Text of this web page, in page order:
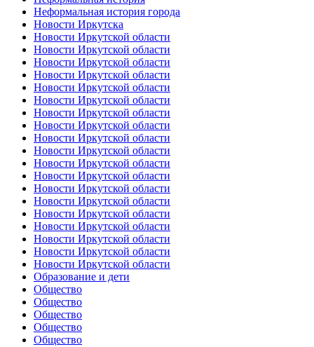
Неформальная история города
Новости Иркутска
Новости Иркутской области
Новости Иркутской области
Новости Иркутской области
Новости Иркутской области
Новости Иркутской области
Новости Иркутской области
Новости Иркутской области
Новости Иркутской области
Новости Иркутской области
Новости Иркутской области
Новости Иркутской области
Новости Иркутской области
Новости Иркутской области
Новости Иркутской области
Новости Иркутской области
Новости Иркутской области
Новости Иркутской области
Новости Иркутской области
Новости Иркутской области
Образование и дети
Общество
Общество
Общество
Общество
Общество